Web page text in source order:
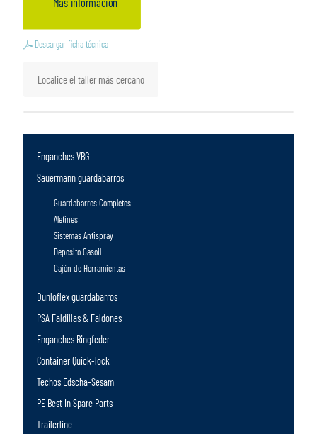
Descargar ficha técnica
Localice el taller más cercano
Enganches VBG
Sauermann guardabarros
Guardabarros Completos
Aletines
Sistemas Antispray
Deposito Gasoil
Cajón de Herramientas
Dunloflex guardabarros
PSA Faldillas & Faldones
Enganches Ringfeder
Container Quick-lock
Techos Edscha-Sesam
PE Best In Spare Parts
Trailerline